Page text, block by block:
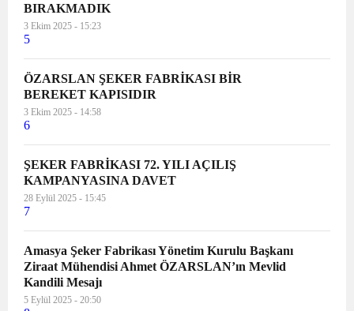
BIRAKMADIK
3 Ekim 2025 - 15:23
5
ÖZARSLAN ŞEKER FABRİKASI BİR
BEREKET KAPISIDIR
3 Ekim 2025 - 14:58
6
ŞEKER FABRİKASI 72. YILI AÇILIŞ
KAMPANYASINA DAVET
28 Eylül 2025 - 15:45
7
Amasya Şeker Fabrikası Yönetim Kurulu Başkanı
Ziraat Mühendisi Ahmet ÖZARSLAN’ın Mevlid
Kandili Mesajı
5 Eylül 2025 - 20:50